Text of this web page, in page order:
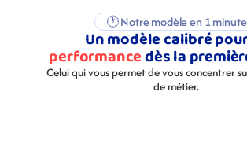
🕐 Notre modèle en 1 minute
performance dès la
Celui qui vous permet de vous concentrer
de métier.